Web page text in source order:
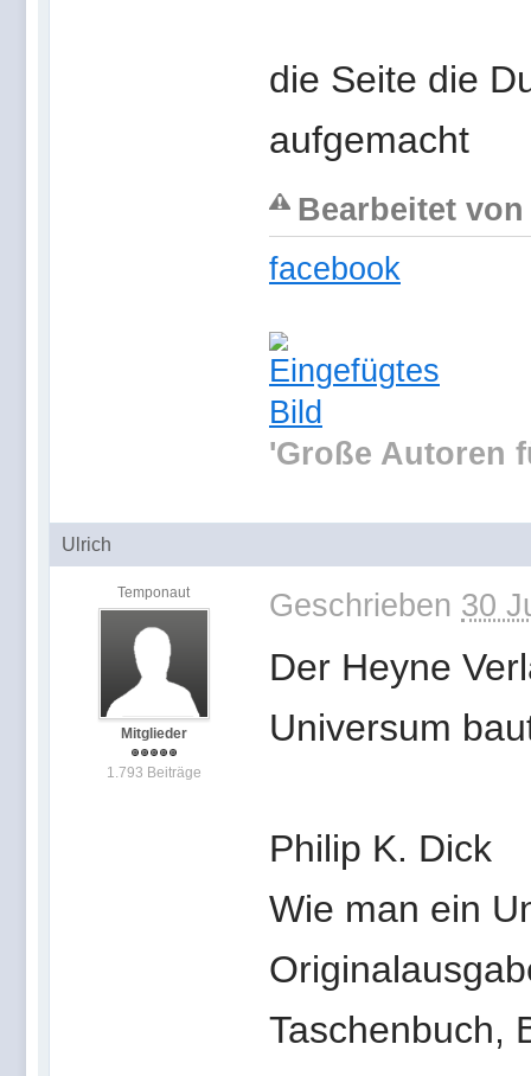
die Seite die
aufgemacht
Bearbeitet von
facebook
'Große Autoren
Ulrich
Temponaut
Mitglieder
1.793 Beiträge
Geschrieben 30
Der Heyne
Universum
Philip K. Dick
Wie man ein
Taschenbuch,